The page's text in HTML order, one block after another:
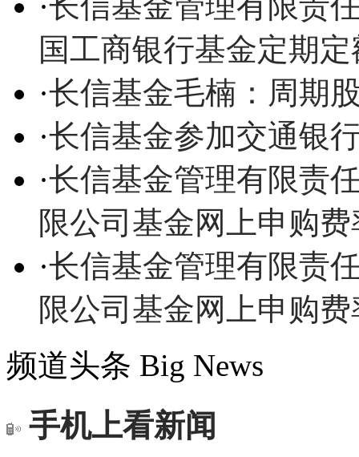
国工商银行基金定期
·长信基金毛楠：周期
·长信基金参加交通银
·长信基金管理有限责
限公司基金网上申购
·长信基金管理有限责
限公司基金网上申购
频道头条 Big News
手机上看新闻